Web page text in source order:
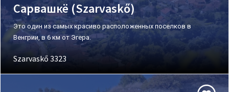
Сарвашкё (Szarvaskő)
Это один из самых красиво расположенных поселков в
Венгрии, в 6 км от Эгера.
Szarvaskő 3323